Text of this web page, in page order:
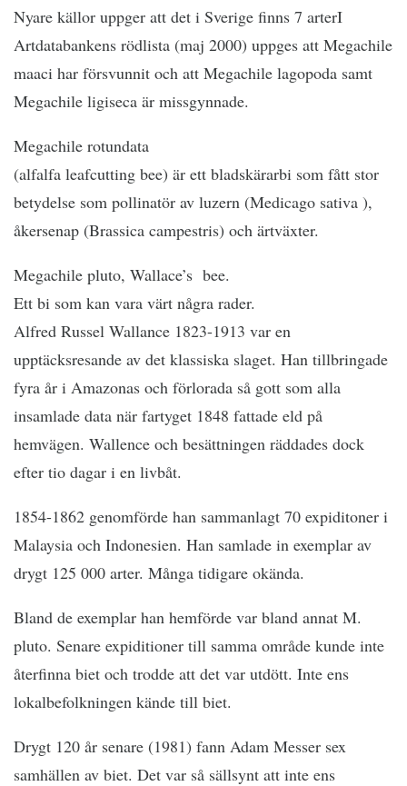
Nyare källor uppger att det i Sverige finns 7 arterI
Artdatabankens rödlista (maj 2000) uppges att Megachile
maaci har försvunnit och att Megachile lagopoda samt
Megachile ligiseca är missgynnade.
Megachile rotundata
(alfalfa leafcutting bee) är ett bladskärarbi som fått stor
betydelse som pollinatör av luzern (Medicago sativa ),
åkersenap (Brassica campestris) och ärtväxter.
Megachile pluto, Wallace’s bee.
Ett bi som kan vara värt några rader.
Alfred Russel Wallance 1823-1913 var en
upptäcksresande av det klassiska slaget. Han tillbringade
fyra år i Amazonas och förlorada så gott som alla
insamlade data när fartyget 1848 fattade eld på
hemvägen. Wallence och besättningen räddades dock
efter tio dagar i en livbåt.
1854-1862 genomförde han sammanlagt 70 expiditoner i
Malaysia och Indonesien. Han samlade in exemplar av
drygt 125 000 arter. Många tidigare okända.
Bland de exemplar han hemförde var bland annat M.
pluto. Senare expiditioner till samma område kunde inte
återfinna biet och trodde att det var utdött. Inte ens
lokalbefolkningen kände till biet.
Drygt 120 år senare (1981) fann Adam Messer sex
samhällen av biet. Det var så sällsynt att inte ens